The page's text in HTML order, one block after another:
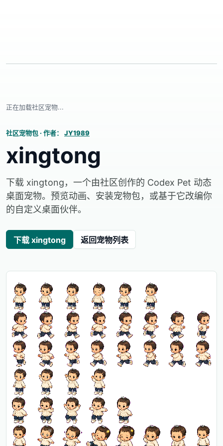
正在加载社区宠物...
社区宠物包 · 作者： JY1989
xingtong
下载 xingtong，一个由社区创作的 Codex Pet 动态
桌面宠物。预览动画、安装宠物包，或基于它改编你
的自定义桌面伙伴。
下载 xingtong 返回宠物列表